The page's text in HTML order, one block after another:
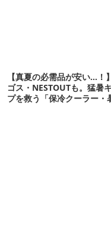
【真夏の必需品が安い…！
ゴス・NESTOUTも。猛暑
プを救う「保冷クーラー・